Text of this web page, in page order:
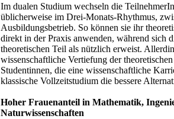
Im dualen Studium wechseln die
üblicherweise im Drei-Monats-Rhythmus,
Ausbildungsbetrieb. So können sie ihr
direkt in der Praxis anwenden, während sich
theoretischen Teil als nützlich erweist.
wissenschaftliche Vertiefung der
Studentinnen, die eine wissenschaftliche
klassische Vollzeitstudium die bessere
Hoher Frauenanteil in Mathematik,
Naturwissenschaften